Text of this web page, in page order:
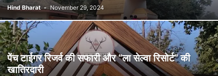
Hind Bharat - November 29, 2024
पेंच टाईगर रिजर्व की सफारी और “ला सेल्वा रिसोर्ट” की
खातिरदारी